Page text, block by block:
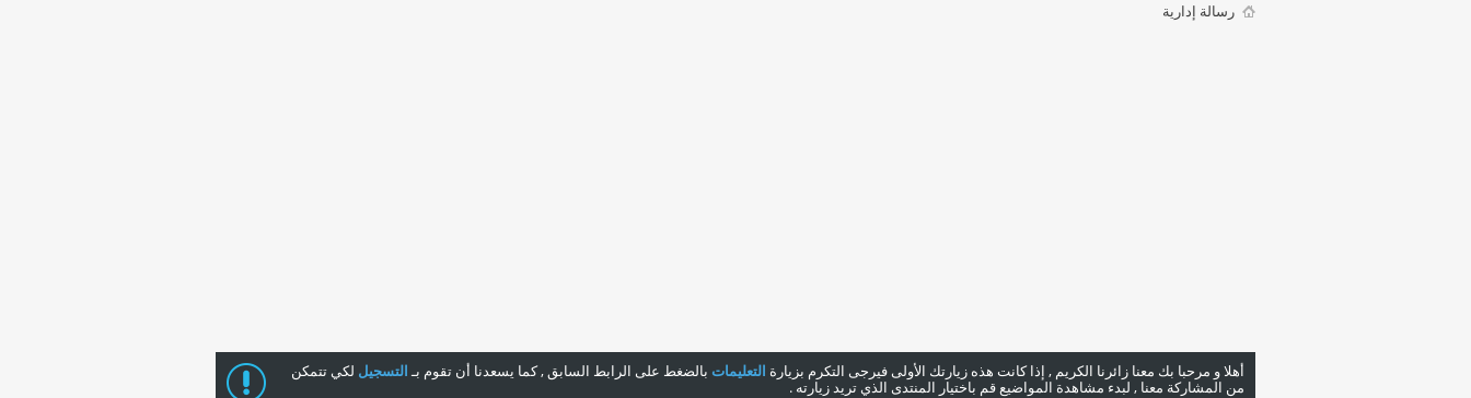
رسالة إدارية
أهلا و مرحبا بك معنا زائرنا الكريم , إذا كانت هذه زيارتك الأولى فيرجى التكرم بزيارة التعليمات بالضغط على الرابط السابق , كما يسعدنا أن تقوم بـالتسجيل لكي تتمكن
من المشاركة معنا , لبدء مشاهدة المواضيع قم باختيار المنتدى الذي تريد زيارته .